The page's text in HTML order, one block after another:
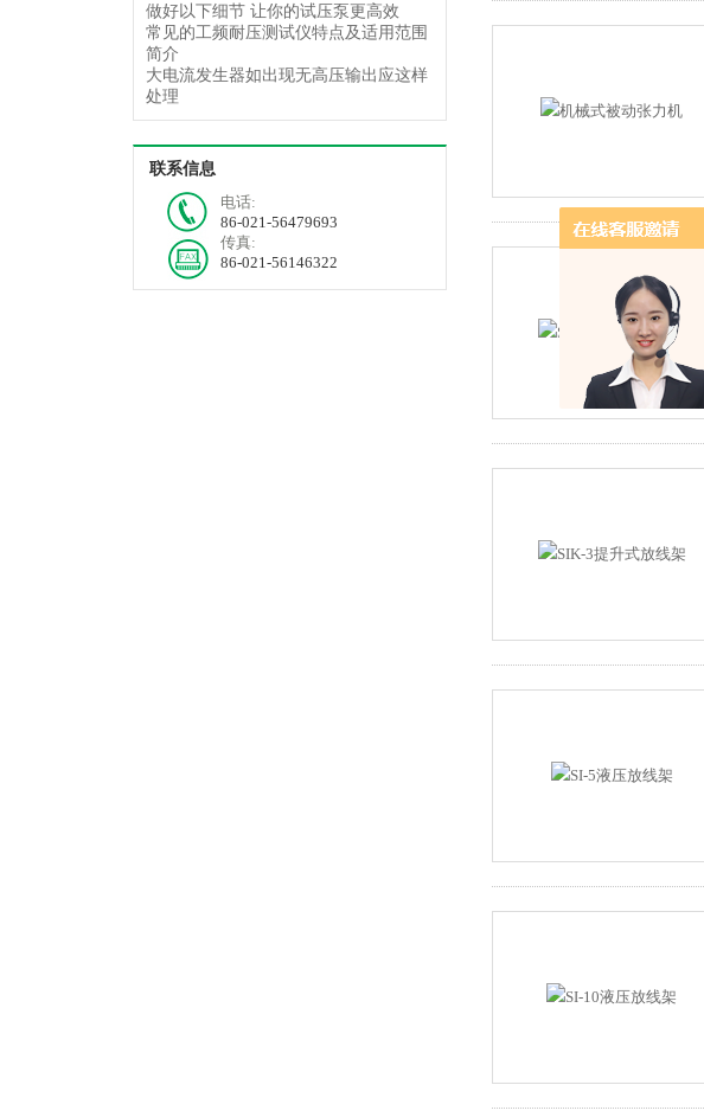
做好以下细节 让你的试压泵更高效
常见的工频耐压测试仪特点及适用范围
简介
大电流发生器如出现无高压输出应这样
处理
联系信息
电话:
86-021-56479693
传真:
86-021-56146322